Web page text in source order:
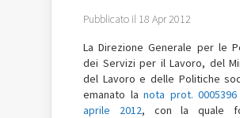
Pubblicato il 18 Apr 2012
La Direzione Generale per le
dei Servizi per il Lavoro, del
del Lavoro e delle Politiche
emanato la nota prot.
aprile 2012, con la quale